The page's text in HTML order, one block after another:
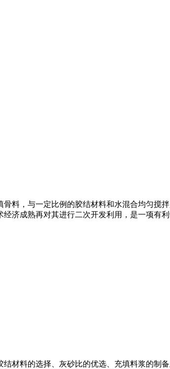
料，与一定比例的胶结材料和水混合均匀搅
济成熟再对其进行二次开发利用，是一项有利
材料的选择、灰砂比的优选、充填料浆的制